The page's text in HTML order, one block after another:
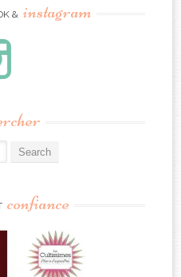
& instagram
confiance